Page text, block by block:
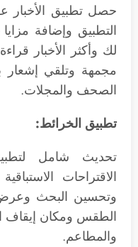
حصل تطبيق
التطبيق وإضافة
لك وأكثر الأخبار
مجمهة وتلقي إشعار
الصحف والمجلات.
تطبيق الخرائط:
تحديث شامل
الاقتراحات
وتحسين البحث
الطقس ومكان إيقاف
والمطاعم.